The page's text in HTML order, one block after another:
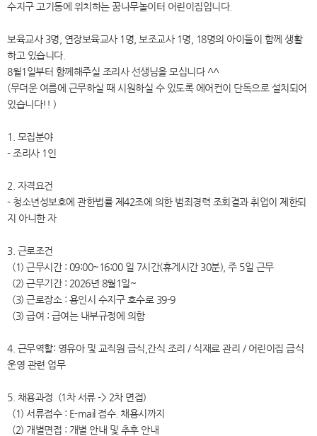
수지구 고기동에 위치하는 꿈나무놀이터 어린이집입니다.
보육교사 3명, 연장보육교사 1명, 보조교사 1명, 18명의 아이들이 함께 생활
하고 있습니다.
8월1일부터 함께해주실 조리사 선생님을 모십니다 ^^
(무더운 여름에 근무하실 때 시원하실 수 있도록 에어컨이 단독으로 설치되어
있습니다!! )
1. 모집분야
- 조리사 1인
2. 자격요건
- 청소년성보호에 관한법률 제42조에 의한 범죄경력 조회결과 취업이 제한되
지 아니한 자
3. 근로조건
(1) 근무시간 : 09:00~16:00 일 7시간(휴게시간 30분), 주 5일 근무
(2) 근무기간 : 2026년 8월1일~
(3) 근로장소 : 용인시 수지구 호수로 39-9
(3) 급여 : 급여는 내부규정에 의함
4. 근무역할: 영유아 및 교직원 급식,간식 조리 / 식재료 관리 / 어린이집 급식
운영 관련 업무
5. 채용과정 (1차 서류 -> 2차 면접)
(1) 서류접수 : E-mail 접수. 채용시까지
(2) 개별면접 : 개별 안내 및 추후 안내